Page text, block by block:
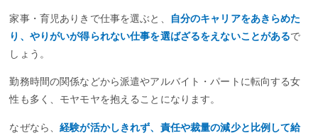
家事・育児ありきで仕事を選ぶと、
自分のキャリアをあきらめた
り、やりがいが得られない仕事を選ばざるをえないことがあるで
しょう。
勤務時間の関係などから派遣やアルバイト・パートに転向する女
性も多く、モヤモヤを抱えることになります。
なぜなら、経験が活かしきれず、責任や裁量の減少と比例して給